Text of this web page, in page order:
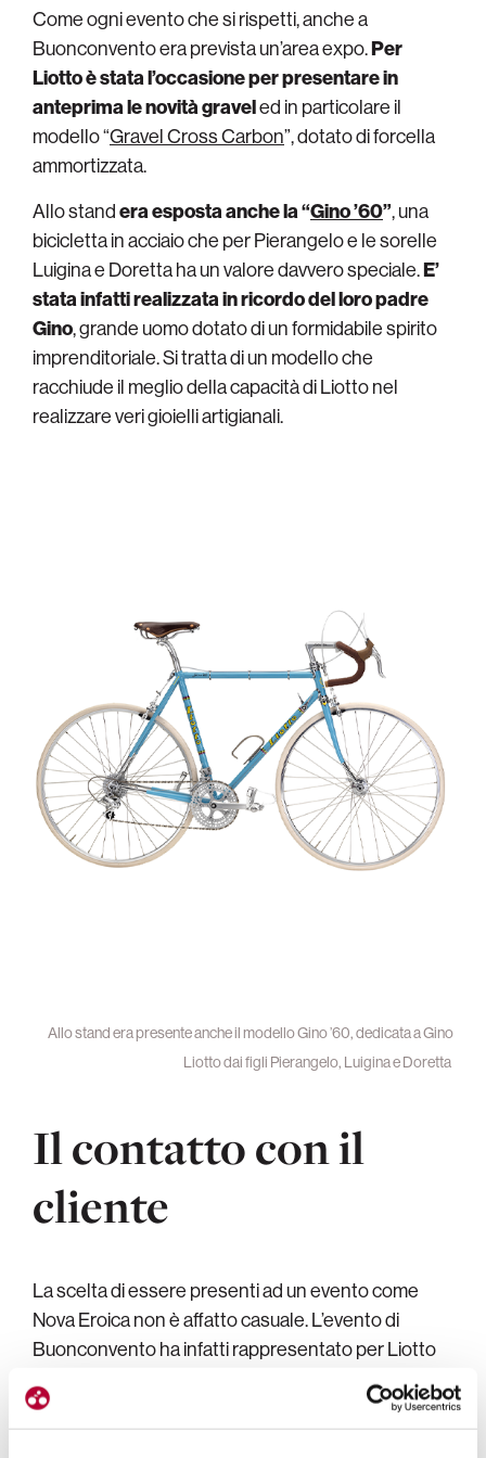
Come ogni evento che si rispetti, anche a
Buonconvento era prevista un’area expo.Per
Liotto è stata l’occasione per presentare in
anteprima le novità graveled in particolare il
modello “Gravel Cross Carbon”, dotato di forcella
ammortizzata.
Allo standera esposta anche la “Gino ’60”, una
bicicletta in acciaio che per Pierangelo e le sorelle
Luigina e Doretta ha un valore davvero speciale.E’
stata infatti realizzata in ricordo del loro padre
Gino, grande uomo dotato di un formidabile spirito
imprenditoriale. Si tratta di un modello che
racchiude il meglio della capacità di Liotto nel
realizzare veri gioielli artigianali.
Allo stand era presente anche il modello Gino ’60, dedicata a Gino
Liotto dai figli Pierangelo, Luigina e Doretta
Il contatto con il
cliente
La scelta di essere presenti ad un evento come
Nova Eroica non è affatto casuale. L’evento di
Buonconvento ha infatti rappresentato per Liotto
un ‘occasione di contatto diretto con il cliente
finale
, curioso di conoscere le ultime novità
dell’azienda vicentina direttamente da chi la guida